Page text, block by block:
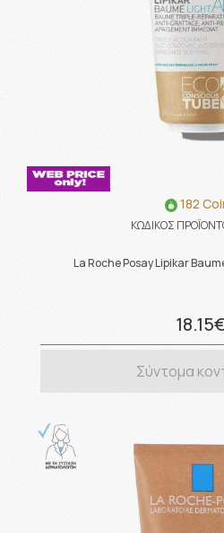
182
ΚΩΔΙΚΟΣ
La Roche Posay Lipikar
18.15€
Σύντομα